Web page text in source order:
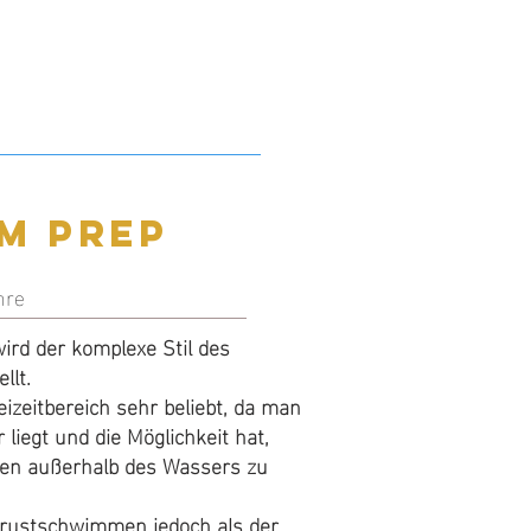
und der
liegend vorgestellt.
ist ein
der zwingend beherrscht
Prep
der komplexe Stil des
sehr beliebt, da man
und die Möglichkeit hat,
außerhalb des Wassers zu